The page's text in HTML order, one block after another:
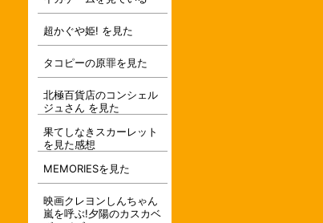
超かぐや姫! を見た
タコピーの原罪を見た
北極百貨店のコンシェル
ジュさん を見た
果てしなきスカーレット
を見た感想
MEMORIESを見た
映画クレヨンしんちゃん
嵐を呼ぶ!夕陽のカスカベ